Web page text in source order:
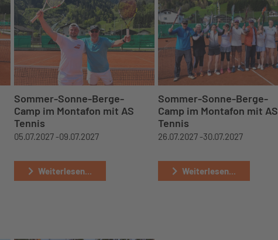
Sommer-Sonne-Berge-
Camp im Montafon mit AS
Tennis
05.07.2027 -09.07.2027
Weiterlesen...
Sommer-Sonne-Berge-
Camp im Montafon mit AS
Tennis
26.07.2027 -30.07.2027
Weiterlesen...